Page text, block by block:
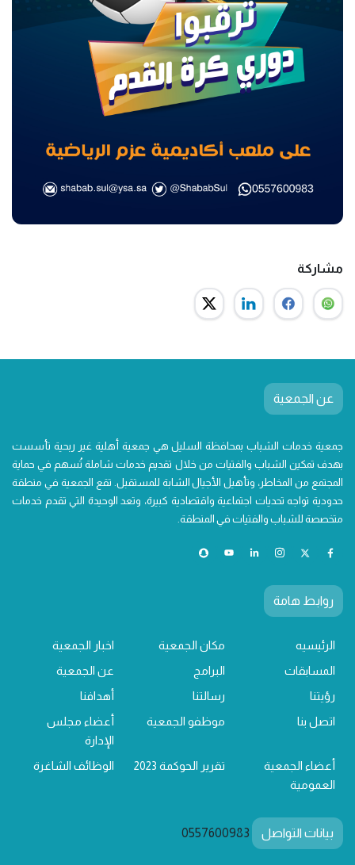
مشاركة
عن الجمعية
جمعية خدمات الشباب بمحافظة السليل هي جمعية أهلية غير ربحية تأسست
بهدف تمكين الشباب والفتيات من خلال تقديم خدمات شاملة تُسهم في حماية
المجتمع من المخاطر، وتأهيل الأجيال الشابة للمستقبل. تقع الجمعية في منطقة
حدودية تواجه تحديات اجتماعية واقتصادية كبيرة، وتعد الوحيدة التي تقدم خدمات
متخصصة للشباب والفتيات في المنطقة.
روابط هامة
الرئيسيه مكان الجمعية
اخبار الجمعية
المسابقات
البرامج
عن الجمعية
رؤيتنا
رسالتنا
أهدافنا
اتصل بنا
موظفو الجمعية
أعضاء مجلس
الإدارة
أعضاء الجمعية
العمومية
تقرير الحوكمة 2023 الوظائف الشاغرة
بيانات التواصل 0557600983